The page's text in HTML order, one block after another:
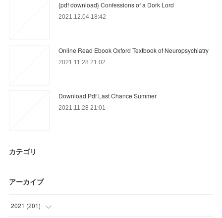
{pdf download} Confessions of a Dork Lord
2021.12.04 18:42
Online Read Ebook Oxford Textbook of Neuropsychiatry
2021.11.28 21:02
Download Pdf Last Chance Summer
2021.11.28 21:01
カテゴリ
アーカイブ
2021 (201)